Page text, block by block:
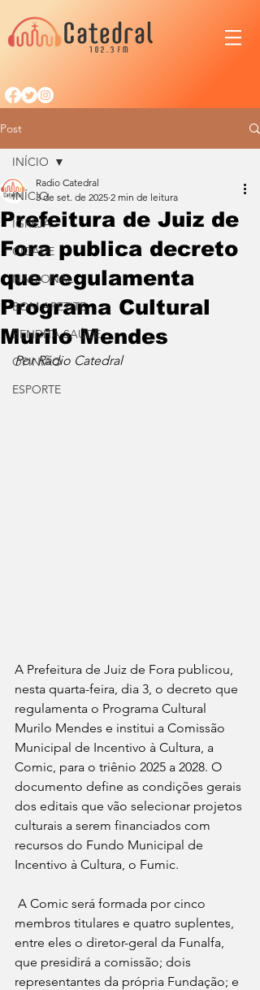
Post
INÍCIO
IGREJA
CIDADE
NACIONAL
BOM APETITE
BENDITA SAÚDE
OPINIÃO
ESPORTE
INÍCIO
Prefeitura de Juiz de
Fora publica decreto
que regulamenta
Programa Cultural
Murilo Mendes
Radio Catedral
3 de set. de 2025 2 min de leitura
Por Rádio Catedral
A Prefeitura de Juiz de Fora publicou,
nesta quarta-feira, dia 3, o decreto que
regulamenta o Programa Cultural
Murilo Mendes e institui a Comissão
Municipal de Incentivo à Cultura, a
Comic, para o triênio 2025 a 2028. O
documento define as condições gerais
dos editais que vão selecionar projetos
culturais a serem financiados com
recursos do Fundo Municipal de
Incentivo à Cultura, o Fumic.
A Comic será formada por cinco
membros titulares e quatro suplentes,
entre eles o diretor-geral da Funalfa,
que presidirá a comissão; dois
representantes da própria Fundação; e